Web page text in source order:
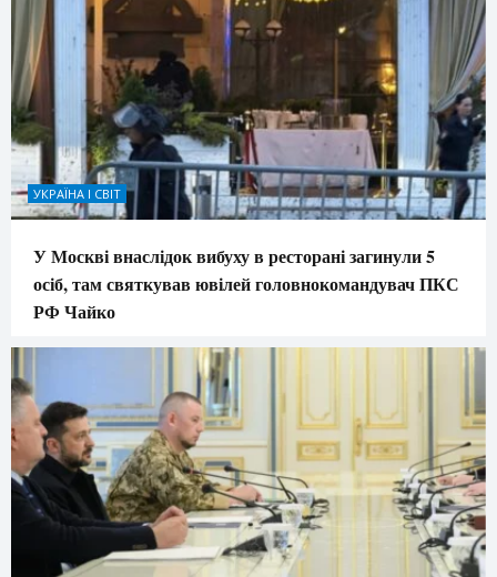
УКРАЇНА І СВІТ
У Москві внаслідок вибуху в ресторані загинули 5
осіб, там святкував ювілей головнокомандувач ПКС
РФ Чайко